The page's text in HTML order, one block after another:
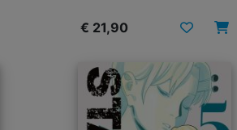
€ 21,90